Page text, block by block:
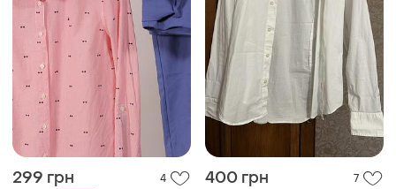
299 грн 4 400 грн 7